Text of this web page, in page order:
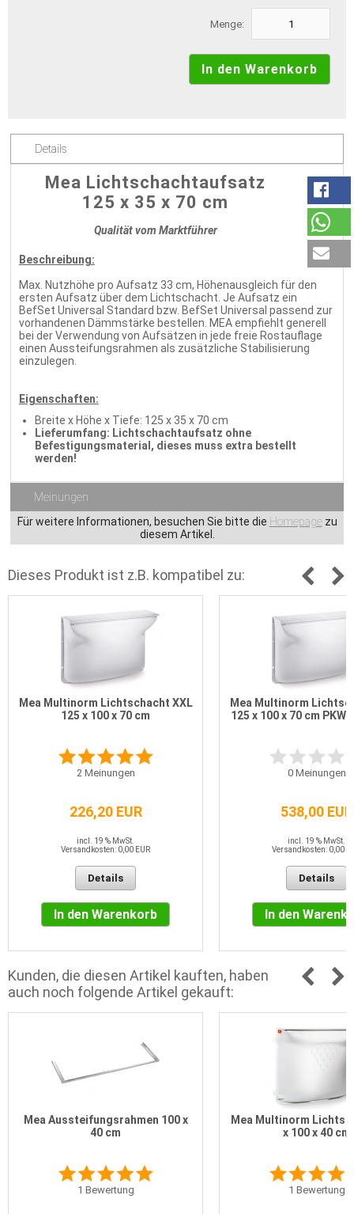
Menge:
Details
Mea Lichtschachtaufsatz
125 x 35 x 70 cm
Qualität vom Marktführer
Beschreibung:
Max. Nutzhöhe pro Aufsatz 33 cm, Höhenausgleich für den
ersten Aufsatz über dem Lichtschacht. Je Aufsatz ein
BefSet Universal Standard bzw. BefSet Universal passend zur
vorhandenen Dämmstärke bestellen. MEA empfiehlt generell
bei der Verwendung von Aufsätzen in jede freie Rostauflage
einen Aussteifungsrahmen als zusätzliche Stabilisierung
einzulegen.
Eigenschaften:
Breite x Höhe x Tiefe: 125 x 35 x 70 cm
Lieferumfang: Lichtschachtaufsatz ohne
Befestigungsmaterial, dieses muss extra bestellt
werden!
Meinungen
Für weitere Informationen, besuchen Sie bitte die Homepagezu
diesem Artikel.
Dieses Produkt ist z.B. kompatibel zu:
Mea Multinorm Lichtschacht XXL
125 x 100 x 70 cm
2Meinungen
226,20 EUR
incl. 19 % MwSt.
Versandkosten: 0,00 EUR
Details
In den Warenkorb
Mea Multinorm
125 x 100 x 70 cm
0Meinungen
538,00 EUR
incl. 19 % MwSt.
Versandkosten: 0,00
Details
In den
Kunden, die diesen Artikel kauften, haben
auch noch folgende Artikel gekauft:
Mea Aussteifungsrahmen 100 x
40 cm
1 Bewertung
Mea Multinorm
x 100 x 40 cm
1 Bewertung